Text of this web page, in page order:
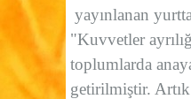
yayınlanan
"Kuvvetler
toplumlarda
getirilmiştir.